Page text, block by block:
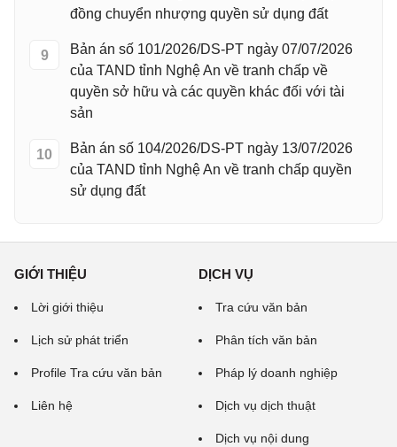
đồng chuyển nhượng quyền sử dụng đất
9
Bản án số 101/2026/DS-PT ngày 07/07/2026
của TAND tỉnh Nghệ An về tranh chấp về
quyền sở hữu và các quyền khác đối với tài
sản
10
Bản án số 104/2026/DS-PT ngày 13/07/2026
của TAND tỉnh Nghệ An về tranh chấp quyền
sử dụng đất
GIỚI THIỆU
Lời giới thiệu
Lịch sử phát triển
Profile Tra cứu văn bản
Liên hệ
DỊCH VỤ
Tra cứu văn bản
Phân tích văn bản
Pháp lý doanh nghiệp
Dịch vụ dịch thuật
Dịch vụ nội dung